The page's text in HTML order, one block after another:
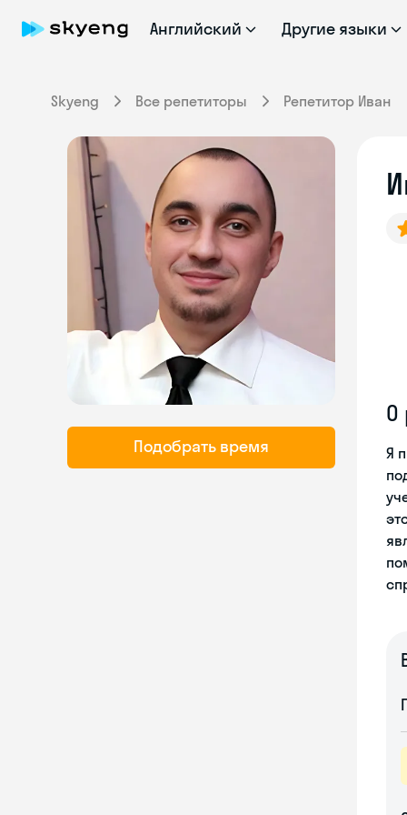
Английский Другие языки
Skyeng Все репетиторы Репетитор Иван
Подобрать время
О
Я